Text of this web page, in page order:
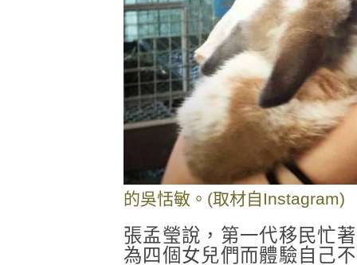
的吳恬敏。(取材自Instagram)
張孟瑩說，第一代移民忙
為四個女兒們而體驗自己